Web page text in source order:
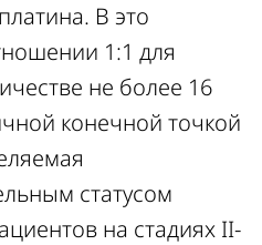
В это
1:1 для
не более 16
конечной точкой
статусом
на стадиях II-